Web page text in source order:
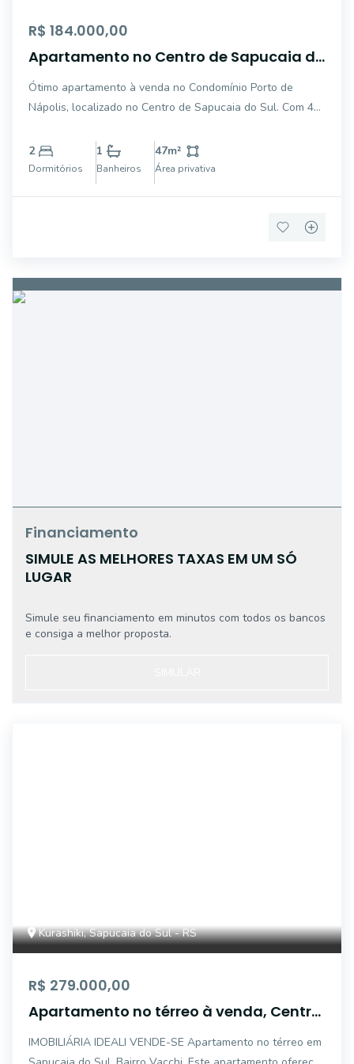
R$ 184.000,00
Apartamento no Centro de Sapucaia do
Ótimo apartamento à venda no Condomínio Porto de
Nápolis, localizado no Centro de Sapucaia do Sul. Com 47
dormitórios, 2 banheiros e 1 vaga de garagem. Aproveite a
oportunidade de viver em um espaço confortáv
2
Dormitórios
1
Banheiros
47m²
Área privativa
Financiamento
SIMULE AS MELHORES TAXAS EM UM SÓ
LUGAR
Simule seu financiamento em minutos com todos os bancos
e consiga a melhor proposta.
Kurashiki, Sapucaia do Sul - RS
R$ 279.000,00
Apartamento no térreo à venda, Centro
IMOBILIÁRIA IDEALI VENDE-SE Apartamento no térreo em